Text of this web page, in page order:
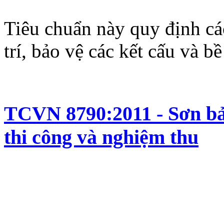
Tiêu chuẩn này quy định
trí, bảo vệ các kết cấu và
TCVN 8790:2011 - Sơn
thi công và nghiệm thu